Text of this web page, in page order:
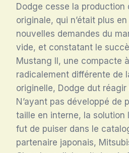
Dodge cesse la production
originale, qui n’était plus
nouvelles demandes du
vide, et constatant le
Mustang II, une compacte
radicalement différente de
originelle, Dodge dut réagir
N’ayant pas développé de
taille en interne, la solution
fut de puiser dans le
partenaire japonais,